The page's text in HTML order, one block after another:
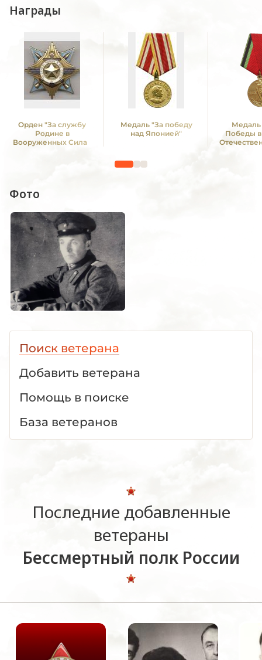
Награды
Орден "За службу
Родине в
Вооруженных Силах
Медаль "За победу
над Японией"
Медаль
Победы
Фото
Поиск ветерана
Добавить ветерана
Помощь в поиске
База ветеранов
Последние добавленные
ветераны
Бессмертный полк России